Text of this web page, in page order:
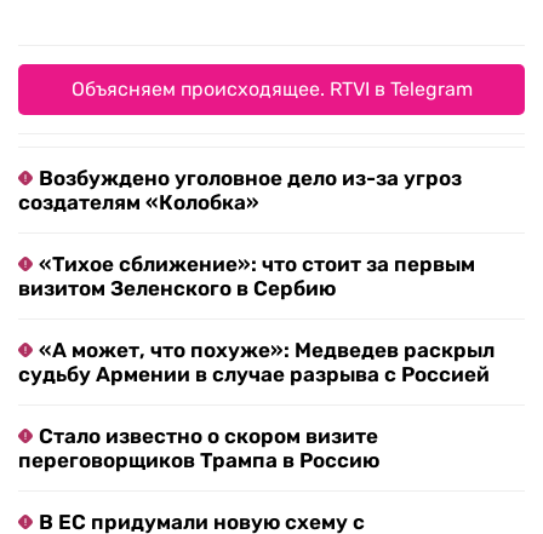
Объясняем происходящее. RTVI в Telegram
Возбуждено уголовное дело из-за угроз
создателям «Колобка»
«Тихое сближение»: что стоит за первым
визитом Зеленского в Сербию
«А может, что похуже»: Медведев раскрыл
судьбу Армении в случае разрыва с Россией
Стало известно о скором визите
переговорщиков Трампа в Россию
В ЕС придумали новую схему с